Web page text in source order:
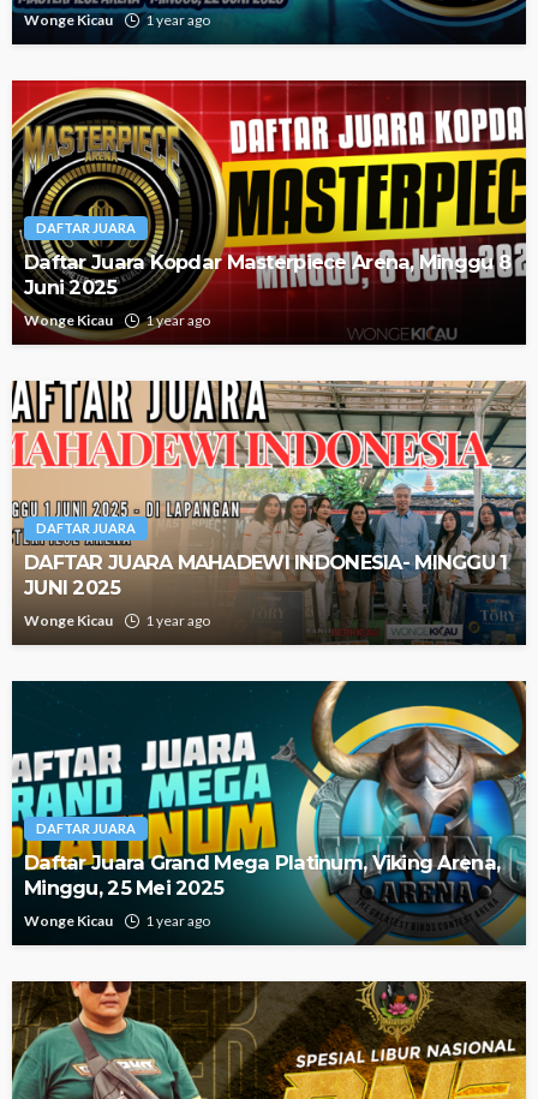
Wonge Kicau 1 year ago
DAFTAR JUARA
Daftar Juara Kopdar Masterpiece Arena, Minggu 8
Juni 2025
Wonge Kicau 1 year ago
DAFTAR JUARA
DAFTAR JUARA MAHADEWI INDONESIA- MINGGU 1
JUNI 2025
Wonge Kicau 1 year ago
DAFTAR JUARA
Daftar Juara Grand Mega Platinum, Viking Arena,
Minggu, 25 Mei 2025
Wonge Kicau 1 year ago